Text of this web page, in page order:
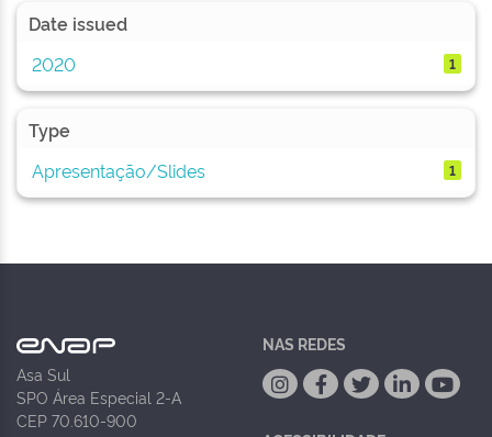
Date issued
2020
1
Type
Apresentação/Slides
1
Asa Sul
SPO Área Especial 2-A
CEP 70.610-900
NAS REDES